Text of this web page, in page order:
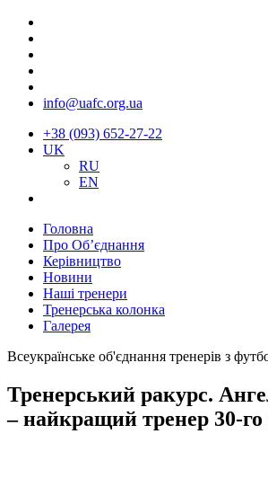
info@uafc.org.ua
+38 (093) 652-27-22
UK
RU
EN
Головна
Про Об’єднання
Керівництво
Новини
Наші тренери
Тренерська колонка
Галерея
Всеукраїнське об'єднання тренерів з
Тренерський ракурс.
– найкращий тренер 30-